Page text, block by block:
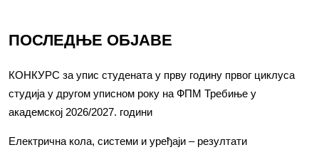
ПОСЛЕДЊЕ ОБЈАВЕ
КОНКУРС за упис студената у прву годину првог циклуса
студија у другом уписном року на ФПМ Требиње у
академској 2026/2027. години
Електрична кола, системи и уређаји – резултати